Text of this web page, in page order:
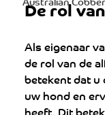
De rol
Als eigenaar
de rol van de
betekent dat u
uw hond en